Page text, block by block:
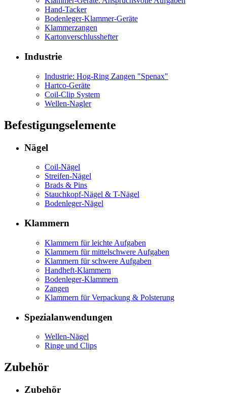
Hand-Tacker
Bodenleger-Klammer-Geräte
Klammerzangen
Kartonverschlusshefter
Industrie
Industrie: Hog-Ring Zangen "Spenax"
Hartco-Geräte
Coil-Clip System
Wellen-Nagler
Befestigungselemente
Nägel
Coil-Nägel
Streifen-Nägel
Brads & Pins
Stauchkopf-Nägel & T-Nägel
Bodenleger-Nägel
Klammern
Klammern für leichte Aufgaben
Klammern für mittelschwere Aufgaben
Klammern für schwere Aufgaben
Handheft-Klammern
Bodenleger-Klammern
Zangen
Klammern für Verpackung & Polsterung
Spezialanwendungen
Wellen-Nägel
Ringe und Clips
Zubehör
Zubehör